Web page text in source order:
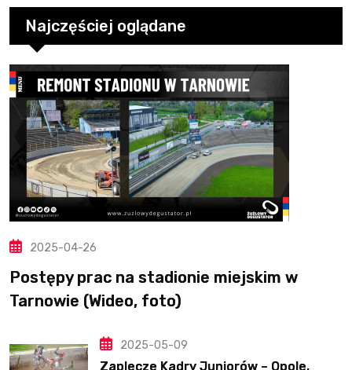
Najczęściej oglądane
2025-04-26
Postępy prac na stadionie miejskim w
Tarnowie (Wideo, foto)
2025-05-09
Zaplecze Kadry Juniorów – Opole,